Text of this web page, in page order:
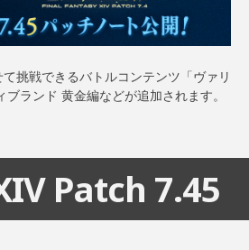
挑戦できるバトルコンテンツ「ヴァリ
ランド 黄金編などが追加されます。
Patch 7.45